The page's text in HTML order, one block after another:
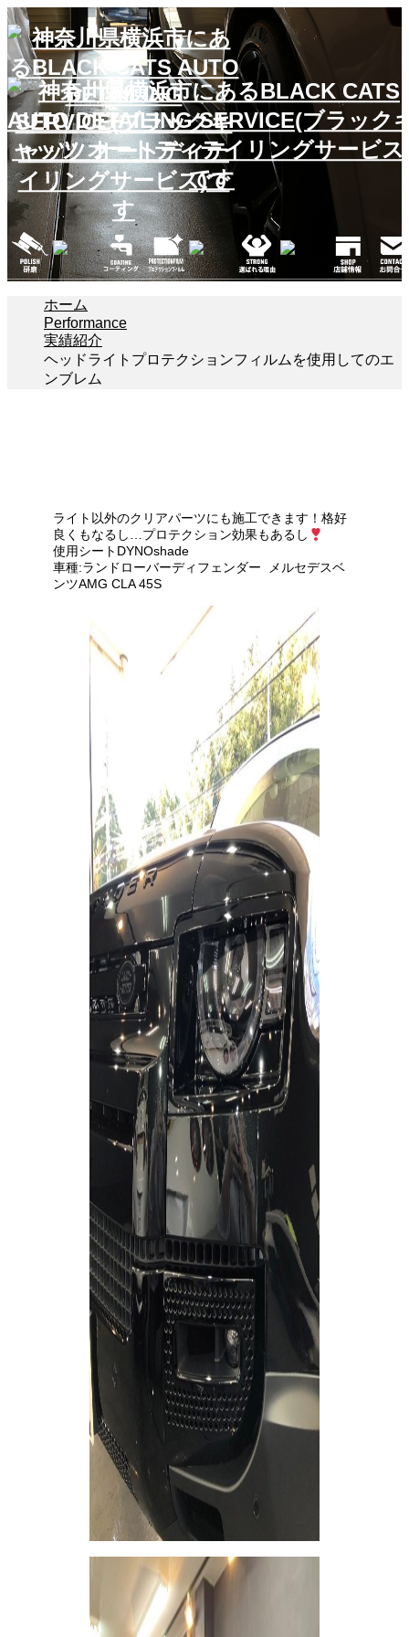
ホーム
Performance
実績紹介
ヘッドライトプロテクションフィルムを使用してのエ
ンブレム
ライト以外のクリアパーツにも施工できます！格好
良くもなるし…プロテクション効果もあるし
使用シートDYNOshade
車種:ランドローバーディフェンダー メルセデスベ
ンツAMG CLA 45S